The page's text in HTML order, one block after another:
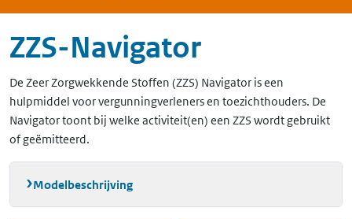
ZZS-Navigator
De Zeer Zorgwekkende Stoffen (ZZS) Navigator is een
hulpmiddel voor vergunningverleners en toezichthouders. De
Navigator toont bij welke activiteit(en) een ZZS wordt gebruikt
of geëmitteerd.
Modelbeschrijving